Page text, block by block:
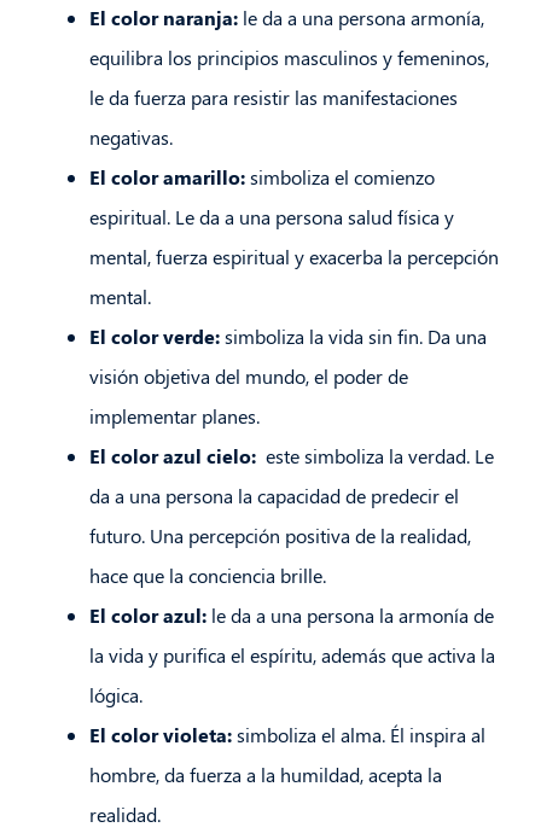
El color naranja:le da a una persona armonía,
equilibra los principios masculinos y femeninos,
le da fuerza para resistir las manifestaciones
negativas.
El color amarillo:simboliza el comienzo
espiritual. Le da a una persona salud física y
mental, fuerza espiritual y exacerba la percepción
mental.
El color verde:simboliza la vida sin fin. Da una
visión objetiva del mundo, el poder de
implementar planes.
El color azul cielo:este simboliza la verdad. Le
da a una persona la capacidad de predecir el
futuro. Una percepción positiva de la realidad,
hace que la conciencia brille.
El color azul:le da a una persona la armonía de
la vida y purifica el espíritu, además que activa la
lógica.
El color violeta:simboliza el alma. Él inspira al
hombre, da fuerza a la humildad, acepta la
realidad.